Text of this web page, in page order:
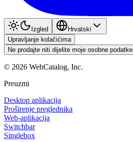
Izgled
Hrvatski
Upravljanje kolačićima
Ne prodajte niti dijelite moje osobne podatke
© 2026 WebCatalog, Inc.
Preuzmi
Desktop aplikacija
Proširenje preglednika
Web-aplikacija
Switchbar
Singlebox